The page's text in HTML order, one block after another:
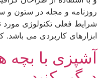
روزنامه و مجله در ستون و
شرایط فعلی تکنولوژی مورد
ابزارهای کاربردی می
آشپزی با بچه